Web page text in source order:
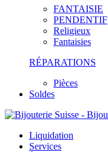
FANTAISIE
PENDENTIF
Religieux
Fantaisies
RÉPARATIONS
Pièces
Soldes
Liquidation
Services